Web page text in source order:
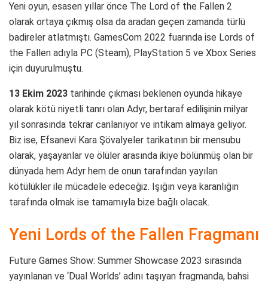
Yeni oyun, esasen yıllar önce The Lord of the Fallen 2
olarak ortaya çıkmış olsa da aradan geçen zamanda türlü
badireler atlatmıştı. GamesCom 2022 fuarında ise Lords of
the Fallen adıyla PC (Steam), PlayStation 5 ve Xbox Series
için duyurulmuştu.
13 Ekim 2023 tarihinde çıkması beklenen oyunda hikaye
olarak kötü niyetli tanrı olan Adyr, bertaraf edilişinin milyar
yıl sonrasında tekrar canlanıyor ve intikam almaya geliyor.
Biz ise, Efsanevi Kara Şövalyeler tarikatının bir mensubu
olarak, yaşayanlar ve ölüler arasında ikiye bölünmüş olan bir
dünyada hem Adyr hem de onun tarafından yayılan
kötülükler ile mücadele edeceğiz. Işığın veya karanlığın
tarafında olmak ise tamamıyla bize bağlı olacak.
Yeni Lords of the Fallen Fragmanı
Future Games Show: Summer Showcase 2023 sırasında
yayınlanan ve ‘Dual Worlds’ adını taşıyan fragmanda, bahsi